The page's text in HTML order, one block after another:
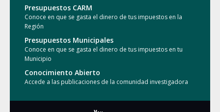
Presupuestos CARM
Conoce en que se gasta el dinero de tus impuestos en la
Región
Presupuestos Municipales
Conoce en que se gasta el dinero de tus impuestos en tu
Municipio
Conocimiento Abierto
Accede a las publicaciones de la comunidad investigadora